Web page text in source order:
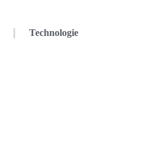
Technologie